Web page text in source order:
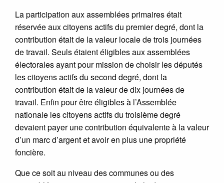
La participation aux assemblées primaires était
réservée aux citoyens actifs du premier degré, dont la
contribution était de la valeur locale de trois journées
de travail. Seuls étaient éligibles aux assemblées
électorales ayant pour mission de choisir les députés
les citoyens actifs du second degré, dont la
contribution était de la valeur de dix journées de
travail. Enfin pour être éligibles à l’Assemblée
nationale les citoyens actifs du troisième degré
devaient payer une contribution équivalente à la valeur
d’un marc d’argent et avoir en plus une propriété
foncière.
Que ce soit au niveau des communes ou des